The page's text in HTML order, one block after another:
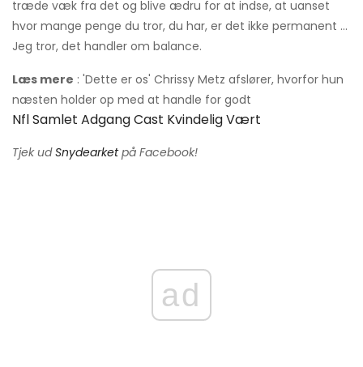
træde væk fra det og blive ædru for at indse, at uanset
hvor mange penge du tror, ​​du har, er det ikke permanent ...
Jeg tror, ​​det handler om balance.
Læs mere : 'Dette er os' Chrissy Metz afslører, hvorfor hun
næsten holder op med at handle for godt
Nfl Samlet Adgang Cast Kvindelig Vært
Tjek udSnydearketpå Facebook!
ad